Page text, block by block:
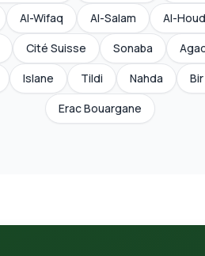
Al-Wifaq Al-Salam Al-
Cité Suisse Sonaba
Islane Tildi Nahda
Erac Bouargane